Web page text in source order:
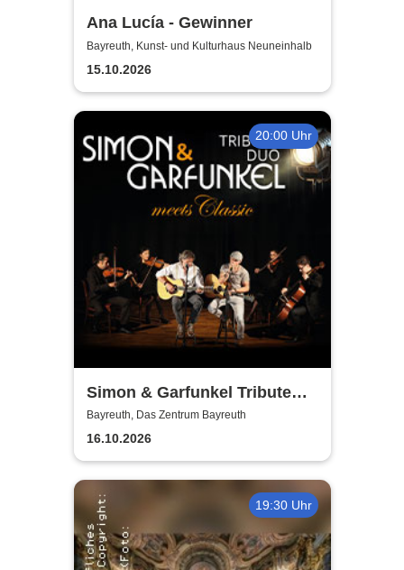
Ana Lucía - Gewinner
Bayreuth, Kunst- und Kulturhaus Neuneinhalb
15.10.2026
20:00 Uhr
Simon & Garfunkel Tribute
meets Classic - Duo
Graceland
Bayreuth, Das Zentrum Bayreuth
16.10.2026
19:30 Uhr